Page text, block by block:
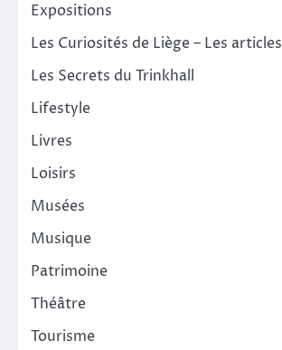
Expositions
Les Curiosités de Liège – Les articles
Les Secrets du Trinkhall
Lifestyle
Livres
Loisirs
Musées
Musique
Patrimoine
Théâtre
Tourisme